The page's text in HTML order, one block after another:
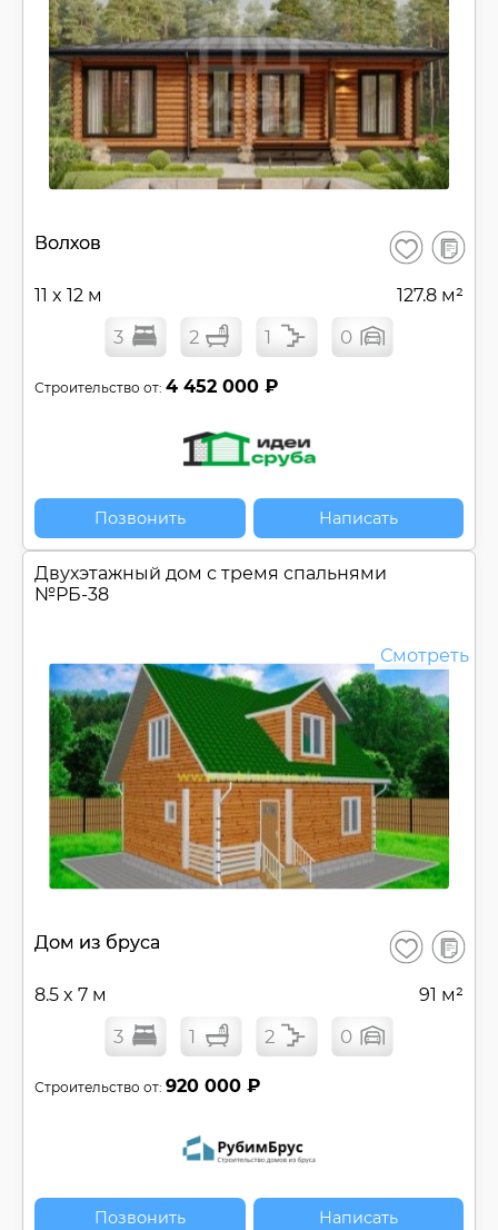
Волхов Сохранить
В
11 x 12 м 127.8 м²
3 2 1 0
Строительство от: 4 452 000 ₽
Позвонить Написать
Двухэтажный дом с тремя спальнями
№РБ-38
Смотреть
Дом из бруса Сохранить
В
8.5 x 7 м 91 м²
3 1 2 0
Строительство от: 920 000 ₽
Позвонить Написать